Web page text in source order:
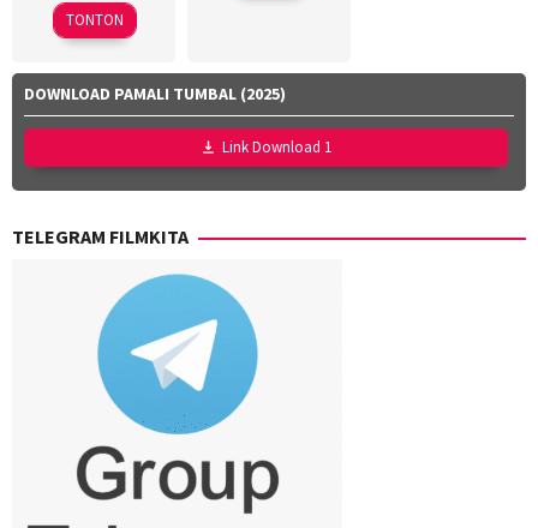
2026
Lubis,
Hollynov
Mutia
Effendi,
Nurul
Ravika
TONTON
DOWNLOAD PAMALI TUMBAL (2025)
Link Download 1
TELEGRAM FILMKITA